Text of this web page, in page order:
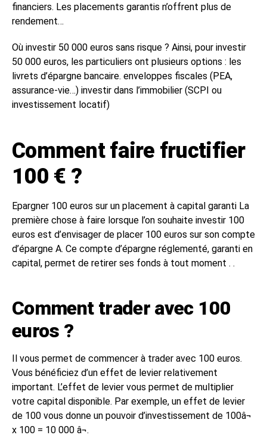
financiers. Les placements garantis n’offrent plus de
rendement…
Où investir 50 000 euros sans risque ? Ainsi, pour investir
50 000 euros, les particuliers ont plusieurs options : les
livrets d’épargne bancaire. enveloppes fiscales (PEA,
assurance-vie…) investir dans l’immobilier (SCPI ou
investissement locatif)
Comment faire fructifier
100 € ?
Epargner 100 euros sur un placement à capital garanti La
première chose à faire lorsque l’on souhaite investir 100
euros est d’envisager de placer 100 euros sur son compte
d’épargne A. Ce compte d’épargne réglementé, garanti en
capital, permet de retirer ses fonds à tout moment . .
Comment trader avec 100
euros ?
Il vous permet de commencer à trader avec 100 euros.
Vous bénéficiez d’un effet de levier relativement
important. L’effet de levier vous permet de multiplier
votre capital disponible. Par exemple, un effet de levier
de 100 vous donne un pouvoir d’investissement de 100â¬
x 100 = 10 000 â¬.